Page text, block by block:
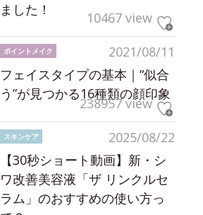
ました！
10467 view
2021/08/11
ポイントメイク
フェイスタイプの基本｜“似合
う”が見つかる16種類の顔印象
238957 view
2025/08/22
スキンケア
【30秒ショート動画】新・シ
ワ改善美容液「ザ リンクルセ
ラム」のおすすめの使い方っ